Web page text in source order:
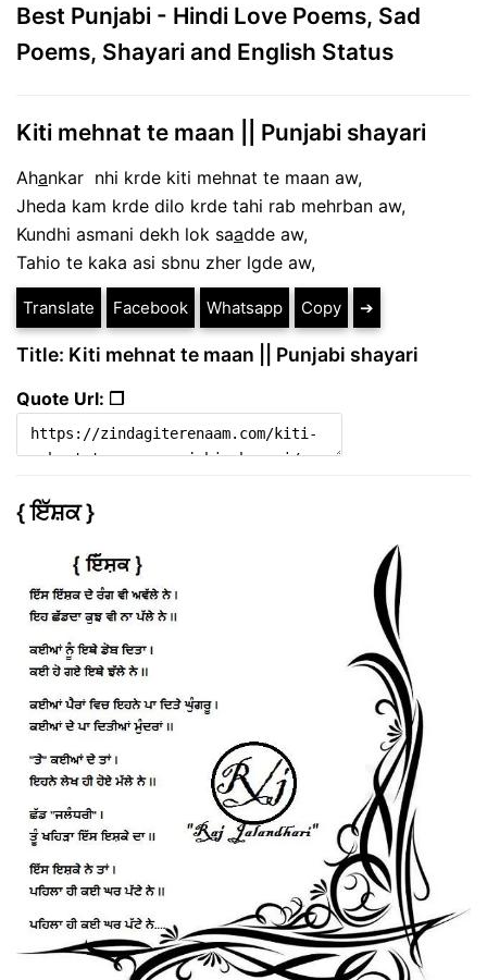
Best Punjabi - Hindi Love Poems, Sad
Poems, Shayari and English Status
Kiti mehnat te maan || Punjabi shayari
Ahankar nhi krde kiti mehnat te maan aw,
Jheda kam krde dilo krde tahi rab mehrban aw,
Kundhi asmani dekh lok saadde aw,
Tahio te kaka asi sbnu zher lgde aw,
Translate Facebook Whatsapp Copy ➔
Title: Kiti mehnat te maan || Punjabi shayari
Quote Url: ❐
{ ਇੱਸ਼ਕ }